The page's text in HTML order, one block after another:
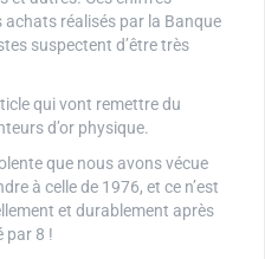
achats réalisés par la Banque
suspectent d’être très
qui vont remettre du
d’or physique.
que nous avons vécue
à celle de 1976, et ce n’est
et durablement après
par 8 !